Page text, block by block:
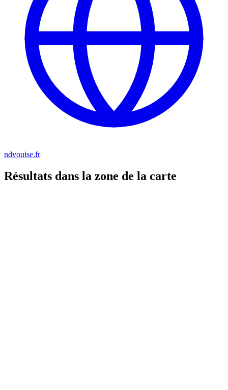
ndvouise.fr
Résultats dans la zone de la carte